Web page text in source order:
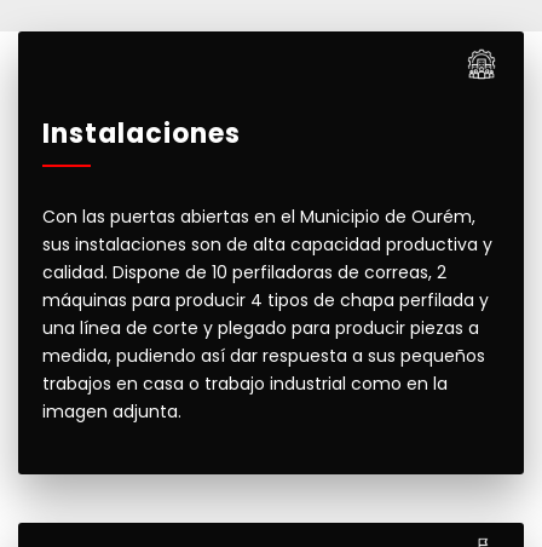
Instalaciones
Con las puertas abiertas en el Municipio de Ourém,
sus instalaciones son de alta capacidad productiva y
calidad. Dispone de 10 perfiladoras de correas, 2
máquinas para producir 4 tipos de chapa perfilada y
una línea de corte y plegado para producir piezas a
medida, pudiendo así dar respuesta a sus pequeños
trabajos en casa o trabajo industrial como en la
imagen adjunta.